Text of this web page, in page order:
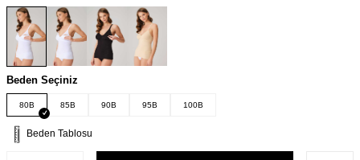
Beden Seçiniz
80B 85B 90B 95B 100B
Beden Tablosu